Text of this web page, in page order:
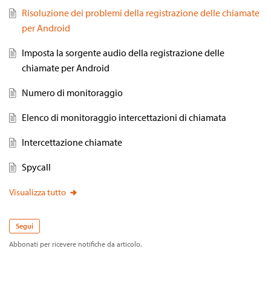
Segui
Abbonati per ricevere notifiche da articolo.
Risoluzione dei problemi della registrazione delle chiamate
per Android
Imposta la sorgente audio della registrazione delle
chiamate per Android
Numero di monitoraggio
Elenco di monitoraggio intercettazioni di chiamata
Intercettazione chiamate
Spycall
Visualizza tutto